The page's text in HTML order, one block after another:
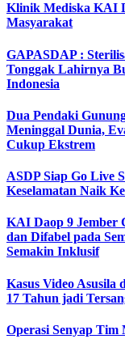
Klinik Mediska KAI
Masyarakat
GAPASDAP :
Tonggak Lahirnya
Indonesia
Dua Pendaki
Meninggal Dunia,
Cukup Ekstrem
ASDP Siap Go Live
Keselamatan Naik
KAI Daop 9 Jember
dan Difabel pada
Semakin Inklusif
Kasus Video Asusila
17 Tahun jadi
Operasi Senyap Tim